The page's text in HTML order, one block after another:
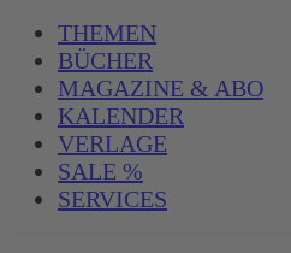
THEMEN
BÜCHER
MAGAZINE & ABO
KALENDER
VERLAGE
SALE %
SERVICES